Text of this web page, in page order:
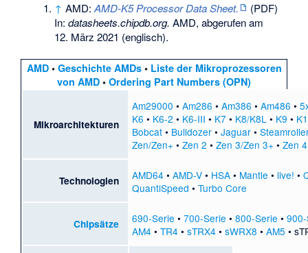
↑ AMD:AMD-K5 Processor Data Sheet.
(PDF)
In:datasheets.chipdb.org. AMD, abgerufen am
12. März 2021 (englisch).
AMD• Geschichte AMDs• Liste der Mikroprozessoren
von AMD • Ordering Part Numbers (OPN)
Mikroarchitekturen
Am29000 • Am286 • Am386 • Am486 •
K6 • K6-2 • K6-III • K7• K8/K8L • K9 •
Bobcat• Bulldozer• Jaguar•
Zen/Zen+ • Zen 2 • Zen 3/Zen 3+ • Zen 4
Technologien AMD64• AMD-V• HSA• Mantle • live! •
QuantiSpeed • Turbo Core
Chipsätze 690-Serie • 700-Serie • 800-Serie •
AM4• TR4• sTRX4• sWRX8 • AM5 •